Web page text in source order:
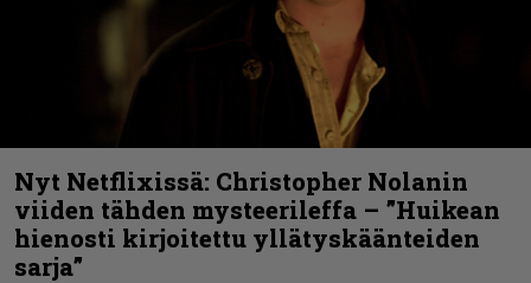
Nyt Netflixissä: Christopher Nolanin
viiden tähden mysteerileffa – ”Huikean
hienosti kirjoitettu yllätyskäänteiden
sarja”